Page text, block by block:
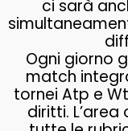
ci sarà
Ogni giorno
match
tornei Atp e
diritti.